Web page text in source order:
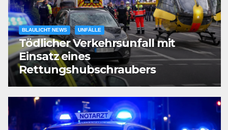
BLAULICHT NEWS UNFÄLLE
Tödlicher Verkehrsunfall mit
Einsatz eines
Rettungshubschraubers